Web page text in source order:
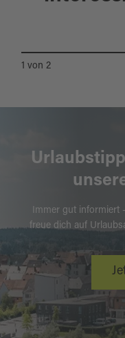
1 von2
Immer gut informiert
freue dich auf